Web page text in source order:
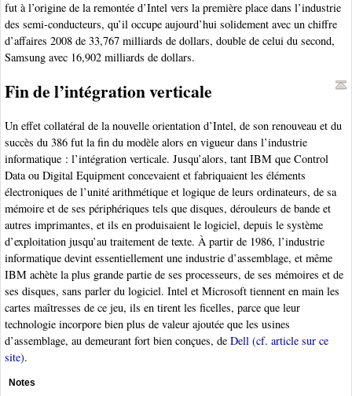
fut à l’origine de la remontée d’Intel vers la première place dans l’industrie
des semi-conducteurs, qu’il occupe aujourd’hui solidement avec un chiffre
d’affaires 2008 de 33,767 milliards de dollars, double de celui du second,
Samsung avec 16,902 milliards de dollars.
Fin de l’intégration verticale
Un effet collatéral de la nouvelle orientation d’Intel, de son renouveau et du
succès du 386 fut la fin du modèle alors en vigueur dans l’industrie
informatique : l’intégration verticale. Jusqu’alors, tant IBM que Control
Data ou Digital Equipment concevaient et fabriquaient les éléments
électroniques de l’unité arithmétique et logique de leurs ordinateurs, de sa
mémoire et de ses périphériques tels que disques, dérouleurs de bande et
autres imprimantes, et ils en produisaient le logiciel, depuis le système
d’exploitation jusqu’au traitement de texte. À partir de 1986, l’industrie
informatique devint essentiellement une industrie d’assemblage, et même
IBM achète la plus grande partie de ses processeurs, de ses mémoires et de
ses disques, sans parler du logiciel. Intel et Microsoft tiennent en main les
cartes maîtresses de ce jeu, ils en tirent les ficelles, parce que leur
technologie incorpore bien plus de valeur ajoutée que les usines
d’assemblage, au demeurant fort bien conçues, de Dell (cf. article sur ce
site).
Notes